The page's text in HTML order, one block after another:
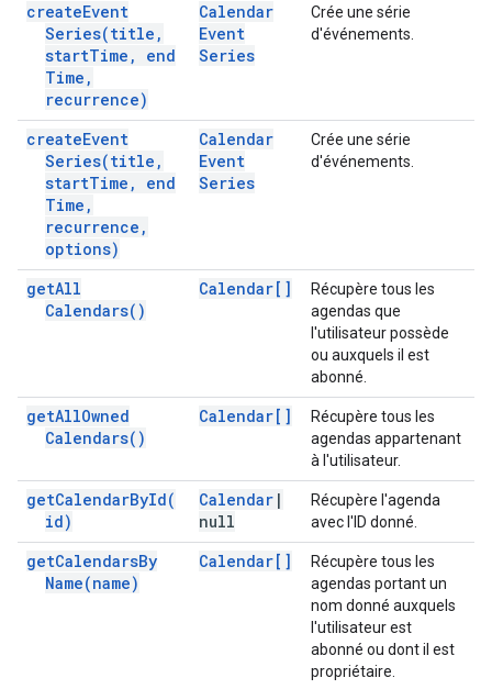
createEvent
Series(title ,
startTime ,
end
Time ,
recurrence)
Calendar
Event
Series
Crée une série
d'événements.
createEvent
Series(title ,
startTime ,
end
Time ,
recurrence ,
options)
Calendar
Event
Series
Crée une série
d'événements.
getAll
Calendars( )
Calendar[]
Récupère tous les
agendas que
l'utilisateur possède
ou auxquels il est
abonné.
getAllOwned
Calendars( )
Calendar[]
Récupère tous les
agendas appartenant
à l'utilisateur.
getCalendarById(
id)
Calendar |
null
Récupère l'agenda
avec l'ID donné.
getCalendarsBy
Name(name)
Calendar[]
Récupère tous les
agendas portant un
nom donné auxquels
l'utilisateur est
abonné ou dont il est
propriétaire.